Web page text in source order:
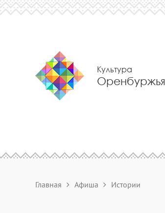
Культура
Оренбуржья
Главная Афиша Истории